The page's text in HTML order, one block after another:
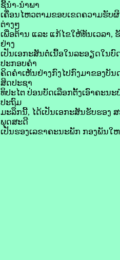
ຊີ້ນຳ-ນຳພາ
ເຄື່ອນໄຫວຕາມຂອບເຂດຄວາມຮັ
ຕ່າງໆ
ເພື່ອຕ້ານ ແລະ ແກ້ໄຂໃຫ້ທັນເວລາ,
ຢ່າງ
ເປັນເອກະສັນຕໍ່ເນື້ອໃນລະອຽດໃນ
ປະກອບຄຳ
ຄິດຄຳເຫັນຢ່າງກົງໄປກົງມາຂອງບັ
ສິດປະຊາ
ທິປະໄຕ ປ່ອນບັດເລືອກຕັ້ງເອົາຄະນ
ປະຖົມ
ມະລຶກນີ້, ໄດ້ເປັນເອກະສັນຮັບຮອງ
ພຸດສະດີ
ເປັນຮອງເລຂາຄະນະພັກ ກອງພັນໃ